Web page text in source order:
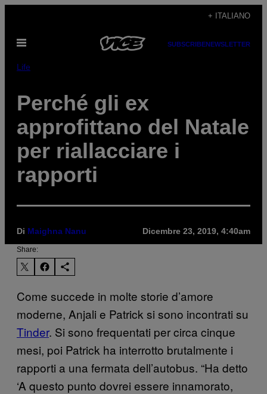
contenuto
+ ITALIANO
Apri
SUBSCRIBENEWSLETTER
Life
Perché gli ex
approfittano del Natale
per riallacciare i
rapporti
Di Maighna Nanu Dicembre 23, 2019, 4:40am
Share:
Come succede in molte storie d’amore
moderne, Anjali e Patrick si sono incontrati su
Tinder. Si sono frequentati per circa cinque
mesi, poi Patrick ha interrotto brutalmente i
rapporti a una fermata dell’autobus. “Ha detto
‘A questo punto dovrei essere innamorato,